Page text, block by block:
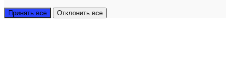
Принять все Отклонить все